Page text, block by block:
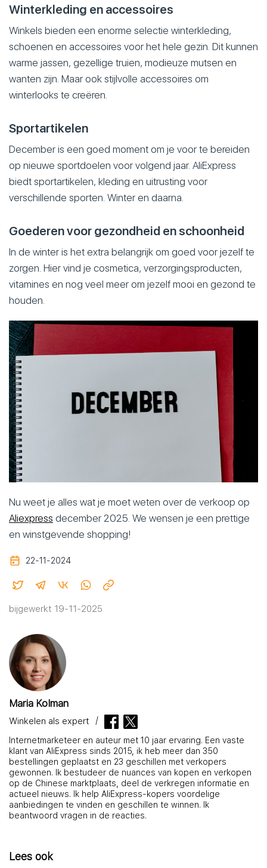
Winterkleding en accessoires
Winkels bieden een enorme selectie winterkleding,
schoenen en accessoires voor het hele gezin. Dit kunnen
warme jassen, gezellige truien, modieuze mutsen en
wanten zijn. Maar ook stijlvolle accessoires om
winterlooks te creëren.
Sportartikelen
December is een goed moment om je voor te bereiden
op nieuwe sportdoelen voor volgend jaar. AliExpress
biedt sportartikelen, kleding en uitrusting voor
verschillende sporten. Winter en daarna.
Goederen voor gezondheid en schoonheid
In de winter is het extra belangrijk om goed voor jezelf te
zorgen. Hier vind je cosmetica, verzorgingsproducten,
vitamines en nog veel meer om jezelf mooi en gezond te
houden.
Nu weet je alles wat je moet weten over de verkoop op
Aliexpress december 2025. We wensen je een prettige
en winstgevende shopping!
22-11-2024
bijgewerkt 19-11-2025
Maria Kolman
Winkelen als expert
Internetmarketeer en auteur met 10 jaar ervaring. Een vaste
klant van AliExpress sinds 2015, ik heb meer dan 350
bestellingen geplaatst en 23 geschillen met verkopers
gewonnen. Ik bestudeer de nuances van kopen en verkopen
op de Chinese marktplaats, deel de verkregen informatie en
actueel nieuws. Ik help AliExpress-kopers voordelige
aanbiedingen te vinden en geschillen te winnen. Ik
beantwoord vragen in de reacties.
Lees ook